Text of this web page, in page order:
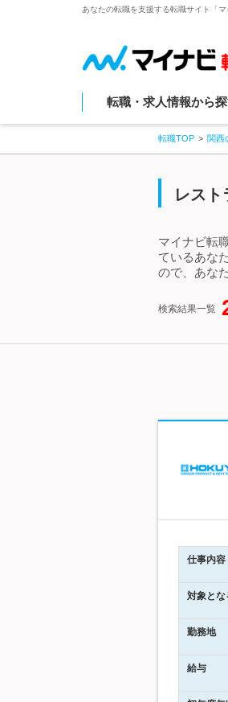
あなたの転職を支援する転職サイト「
転職・求人情報から
転職TOP 関西
レス
マイナビ転
ているあな
ので、あな
検索結果一覧
仕事内容
対象とな
勤務地
給与